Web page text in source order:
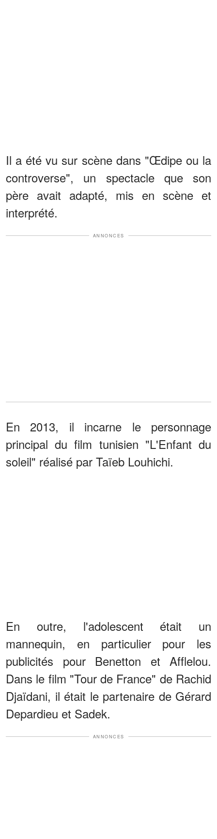
Il a été vu sur scène dans "Œdipe ou la
controverse", un spectacle que son
père avait adapté, mis en scène et
interprété.
ANNONCES
En 2013, il incarne le personnage
principal du film tunisien "L'Enfant du
soleil" réalisé par Taïeb Louhichi.
En outre, l'adolescent était un
mannequin, en particulier pour les
publicités pour Benetton et Afflelou.
Dans le film "Tour de France" de Rachid
Djaïdani, il était le partenaire de Gérard
Depardieu et Sadek.
ANNONCES